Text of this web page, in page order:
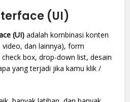
(UI)
(UI) adalah kombinasi konten
dan lainnya), form
box, drop-down list, desain
yang terjadi jika kamu klik /